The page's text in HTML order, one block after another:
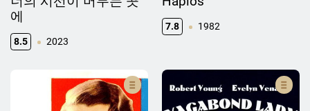
에
8.5 2023
7.8 1982